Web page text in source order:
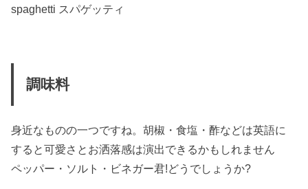
spaghetti スパゲッティ
調味料
身近なものの一つですね。胡椒・食塩・酢などは英語に
すると可愛さとお洒落感は演出できるかもしれません
ペッパー・ソルト・ビネガー君!どうでしょうか?